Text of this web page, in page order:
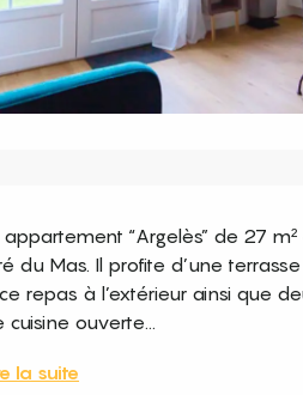
appartement “Argelès” de 27
du Mas. Il profite d’une
repas à l’extérieur ainsi que
cuisine ouverte...
la suite